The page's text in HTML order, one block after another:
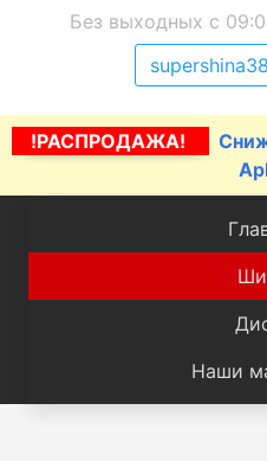
Без выходных с
!РАСПРОДАЖА!
Наши